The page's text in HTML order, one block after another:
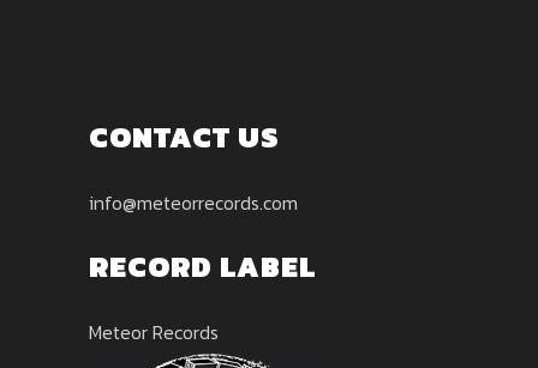
CONTACT US
info@meteorrecords.com
RECORD LABEL
Meteor Records